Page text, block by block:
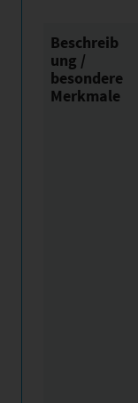
Beschreib
ung /
besondere
Merkmale